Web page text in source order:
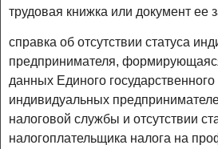
трудовая книжка или документ
справка об отсутствии статуса
предпринимателя,
данных Единого государственного
индивидуальных
налоговой службы и отсутствии
налогоплательщика налога на